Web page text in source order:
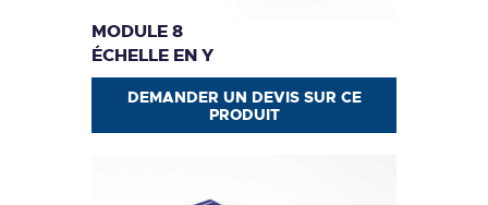
MODULE 8
ÉCHELLE EN Y
DEMANDER UN DEVIS SUR CE
PRODUIT